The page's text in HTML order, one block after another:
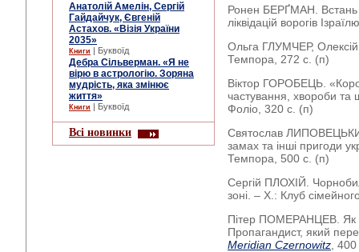
Анатолій Амелін, Сергій
Гайдайчук, Євгеній
Астахов. «Візія України
2035»
Книги | Буквоїд
Дебра Сільверман. «Я не
вірю в астрологію. Зоряна
мудрість, яка змінює
життя»
Книги | Буквоїд
Всі новинки
Ронен БЕРҐМАН. Встань
ліквідацій ворогів
Ольга ГЛУМЧЕР,
Темпора, 272 с. (п)
Віктор ГОРОБЕЦЬ.
частування, хвороби та
Фоліо, 320 с. (п)
Святослав
замах та інші пригоди
Темпора, 500 с. (п)
Сергій ПЛОХІЙ.
зоні. – Х.: Клуб
Пітер ПОМЕРАНЦЕВ. Як
Пропагандист, який
Meridian Czernowitz ,